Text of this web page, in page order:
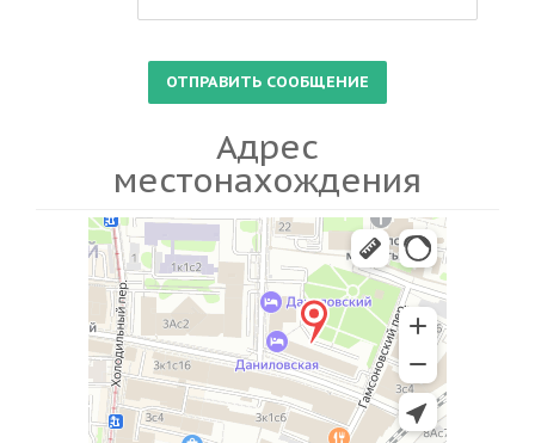
Адрес
местонахождения